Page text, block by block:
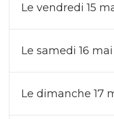
Le vendredi 15
Le samedi 16
Le dimanche 17